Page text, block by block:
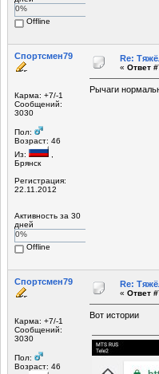
0%
Offline
Спортсмен79
Карма: +7/-1
Сообщений:
3030
Пол:
Возраст: 46
Из:
Брянск
Регистрация:
22.11.2012
Активность за 30
дней
0%
Offline
Re:
« Ответ
Рычаги
Спортсмен79
Карма: +7/-1
Сообщений:
3030
Пол:
Возраст: 46
Re:
« Ответ
Вот истории